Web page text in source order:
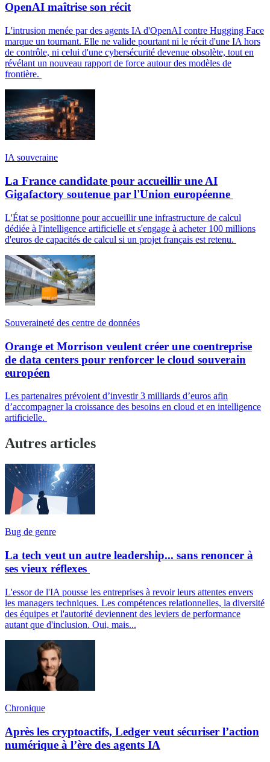
OpenAI maîtrise son récit
L'intrusion menée par des agents IA d'OpenAI contre Hugging Face
marque un tournant. Elle ne valide pourtant ni le récit d'une IA hors
de contrôle, ni celui d'une cybersécurité devenue obsolète, tout en
révélant un nouveau rapport de force autour des modèles de
frontière.
IA souveraine
La France candidate pour accueillir une AI
Gigafactory soutenue par l'Union européenne
L'État se positionne pour accueillir une infrastructure de calcul
dédiée à l'intelligence artificielle et s'engage à acheter 100 millions
d'euros de capacités de calcul si un projet français est retenu.
Souveraineté des centre de données
Orange et Morrison veulent créer une coentreprise
de data centers pour renforcer le cloud souverain
européen
Les partenaires prévoient d’investir 3 milliards d’euros afin
d’accompagner la croissance des besoins en cloud et en intelligence
artificielle.
Autres articles
Bug de genre
La tech veut un autre leadership... sans renoncer à
ses vieux réflexes
L'essor de l'IA pousse les entreprises à revoir leurs attentes envers
les managers techniques. Les compétences relationnelles, la diversité
des équipes et l'autorité deviennent des leviers de performance
autant que d'inclusion. Oui, mais...
Chronique
Après les cryptoactifs, Ledger veut sécuriser l’action
numérique à l’ère des agents IA